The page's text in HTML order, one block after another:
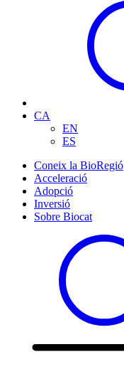
CA
EN
ES
Coneix la BioRegió
Acceleració
Adopció
Inversió
Sobre Biocat